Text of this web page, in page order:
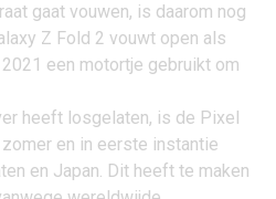
gaat vouwen, is daarom nog
Z Fold 2 vouwt open als
2021 een motortje gebruikt om
heeft losgelaten, is de Pixel
en in eerste instantie
en Japan. Dit heeft te maken